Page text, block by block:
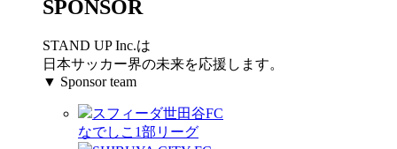
SPONSOR
STAND UP Inc.は
日本サッカー界の未来を応援します。
▼ Sponsor team
スフィーダ世田谷FC
なでしこ1部リーグ